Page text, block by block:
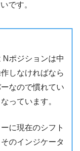
です。
Nポジションは中
しなければなら
なので慣れてい
っています。
に現在のシフト
のインジケータ